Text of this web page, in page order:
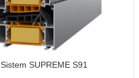
Sistem SUPREME S91